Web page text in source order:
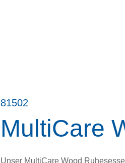
81502
MultiCare
Unser MultiCare Wood Ruhesessel